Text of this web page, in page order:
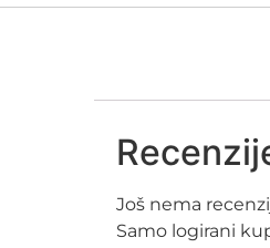
Još nema
Samo logirani